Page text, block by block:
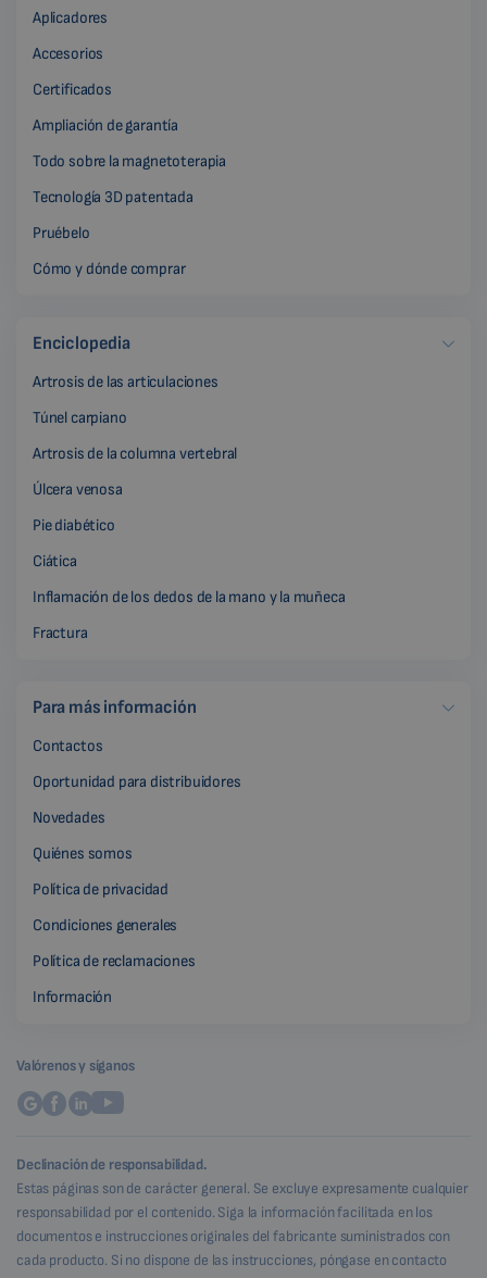
Aplicadores
Accesorios
Certificados
Ampliación de garantía
Todo sobre la magnetoterapia
Tecnología 3D patentada
Pruébelo
Cómo y dónde comprar
Enciclopedia
Artrosis de las articulaciones
Túnel carpiano
Artrosis de la columna vertebral
Úlcera venosa
Pie diabético
Ciática
Inflamación de los dedos de la mano y la muñeca
Fractura
Para más información
Contactos
Oportunidad para distribuidores
Novedades
Quiénes somos
Política de privacidad
Condiciones generales
Política de reclamaciones
Información
Valórenos y síganos
Declinación de responsabilidad.
Estas páginas son de carácter general. Se excluye expresamente cualquier
responsabilidad por el contenido. Siga la información facilitada en los
documentos e instrucciones originales del fabricante suministrados con
cada producto. Si no dispone de las instrucciones, póngase en contacto